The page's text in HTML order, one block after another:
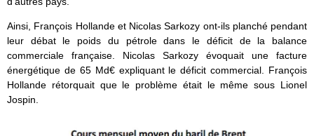
Ainsi, François Hollande et Nicolas Sarkozy ont-ils planché pendant
leur débat le poids du pétrole dans le déficit de la balance
commerciale française. Nicolas Sarkozy évoquait une facture
énergétique de 65 Md€ expliquant le déficit commercial. François
Hollande rétorquait que le problème était le même sous Lionel
Jospin.